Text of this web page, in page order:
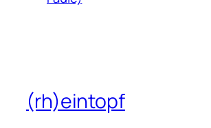
(rh)eintopf